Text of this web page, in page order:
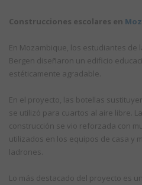
Construcciones escolares en
En Mozambique, los estudiantes de
Bergen diseñaron un edificio
estéticamente agradable.
En el proyecto, las botellas
se utilizó para cuartos al aire libre.
construcción se vio reforzada con
utilizados en los equipos de casa y
ladrones.
Lo más destacado del proyecto es